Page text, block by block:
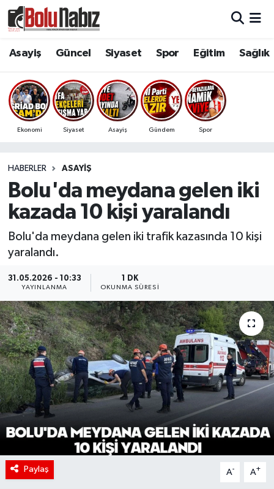
Asayiş Güncel Siyaset Spor Eğitim Sağlık
Ekonomi Siyaset Asayiş Gündem Spor
HABERLER ASAYIŞ
Bolu'da meydana gelen iki
kazada 10 kişi yaralandı
Bolu'da meydana gelen iki trafik kazasında 10 kişi
yaralandı.
31.05.2026 - 10:33
YAYINLANMA
1 DK
OKUNMA SÜRESI
Paylaş A- A+
Güncel
Bolu Hava Durumu
Bolu Namaz Vakitleri
Süper Lig Puan Durumu ve Fikstür
Tüm Manşetler
Son Dakika Haberleri